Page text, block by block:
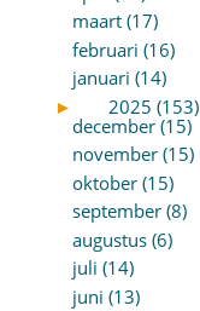
maart (17)
februari (16)
januari (14)
►
2025 (153)
december (15)
november (15)
oktober (15)
september (8)
augustus (6)
juli (14)
juni (13)